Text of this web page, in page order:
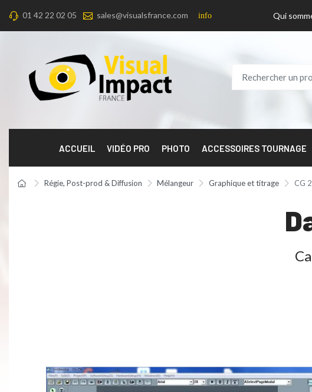
01 42 22 02 05 sales@visualsfrance.com info Qui
ACCUEIL VIDÉO PRO PHOTO ACCESSOIRES TOURNAGE
Régie, Post-prod & Diffusion Mélangeur Graphique et titrage CG